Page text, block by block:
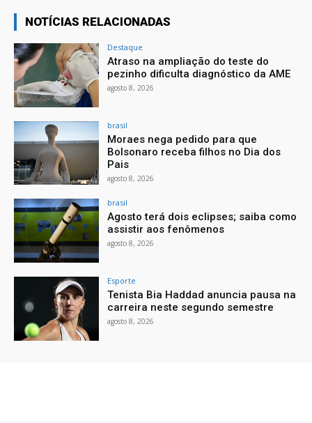
NOTÍCIAS RELACIONADAS
Destaque
Atraso na ampliação do teste do
pezinho dificulta diagnóstico da AME
agosto 8, 2026
brasil
Moraes nega pedido para que
Bolsonaro receba filhos no Dia dos
Pais
agosto 8, 2026
brasil
Agosto terá dois eclipses; saiba como
assistir aos fenômenos
agosto 8, 2026
Esporte
Tenista Bia Haddad anuncia pausa na
carreira neste segundo semestre
agosto 8, 2026